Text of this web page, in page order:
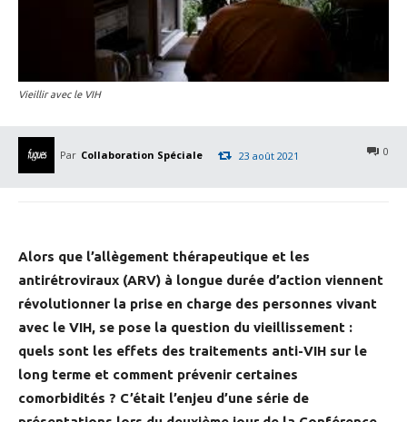
Vieillir avec le VIH
Par Collaboration Spéciale 0
23 août 2021
Alors que l’allègement thérapeutique et les
antirétroviraux (ARV) à longue durée d’action viennent
révolutionner la prise en charge des personnes vivant
avec le VIH, se pose la question du vieillissement :
quels sont les effets des traitements anti-VIH sur le
long terme et comment prévenir certaines
comorbidités ? C’était l’enjeu d’une série de